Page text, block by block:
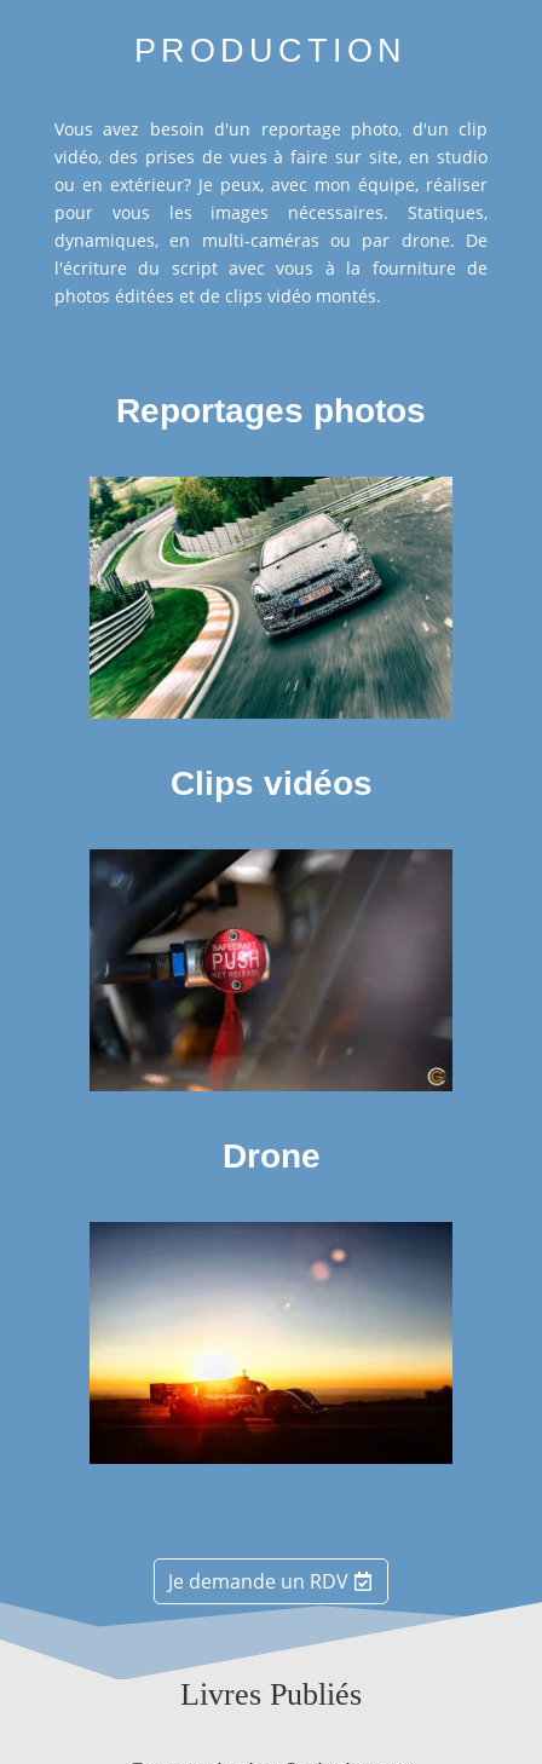
PRODUCTION
Vous avez besoin d'un reportage photo, d'un clip
vidéo, des prises de vues à faire sur site, en studio
ou en extérieur? Je peux, avec mon équipe, réaliser
pour vous les images nécessaires. Statiques,
dynamiques, en multi-caméras ou par drone. De
l'écriture du script avec vous à la fourniture de
photos éditées et de clips vidéo montés.
Reportages photos
Clips vidéos
Drone
Je demande un RDV
Livres Publiés